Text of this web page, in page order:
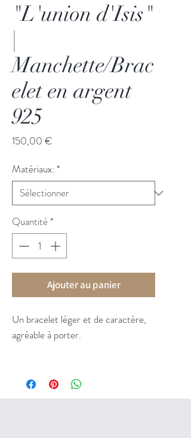
"L'union d'Isis"
Manchette/Brac
elet en argent
925
150,00 €
Matériaux: *
Quantité*
Ajouter au panier
Un bracelet léger et de caractère,
agréable à porter.
modèle dessiné, coupé, façonné à la
main, puis poli.